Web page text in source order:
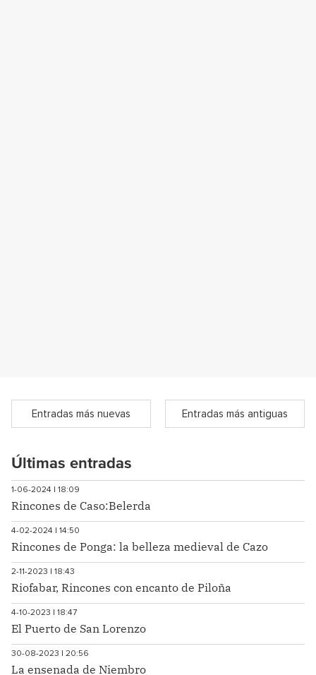
Entradas más nuevas Entradas más antiguas
Últimas entradas
1-06-2024 | 18:09
Rincones de Caso:Belerda
4-02-2024 | 14:50
Rincones de Ponga: la belleza medieval de Cazo
2-11-2023 | 18:43
Riofabar, Rincones con encanto de Piloña
4-10-2023 | 18:47
El Puerto de San Lorenzo
30-08-2023 | 20:56
La ensenada de Niembro